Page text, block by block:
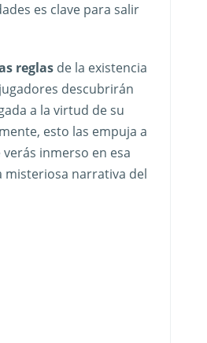
es clave para salir
reglas de la existencia
descubrirán
a la virtud de su
esto las empuja a
inmerso en esa
narrativa del